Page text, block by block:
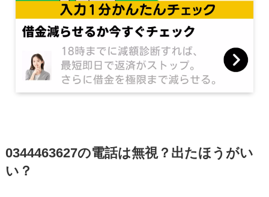
0344463627の電話は無視？出たほうがい
い？